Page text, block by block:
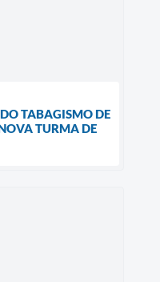
TABAGISMO DE
TURMA DE